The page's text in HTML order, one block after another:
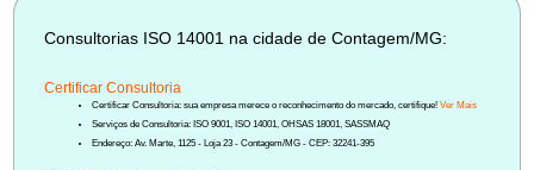
Consultorias ISO 14001 na cidade de Contagem/MG:
Certificar Consultoria
Certificar Consultoria: sua empresa merece o reconhecimento do mercado, certifique!Ver Mais
Serviços de Consultoria: ISO 9001, ISO 14001, OHSAS 18001, SASSMAQ
Endereço: Av. Marte, 1125 - Loja 23 - Contagem/MG - CEP: 32241-395